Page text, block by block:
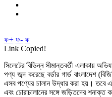
ফ+ ফ- ফ
Link Copied!
সিলেটের বিভিন্ন সীমান্তবর্তী এলাকায়
পণ্য জব্দ করেছে বর্ডার গার্ড বাংলাদেশ
এসব পণ্যের চালান উদ্ধার করা হয়।
এবং চোরাচালানের সঙ্গে জড়িতদের শনাক্ত